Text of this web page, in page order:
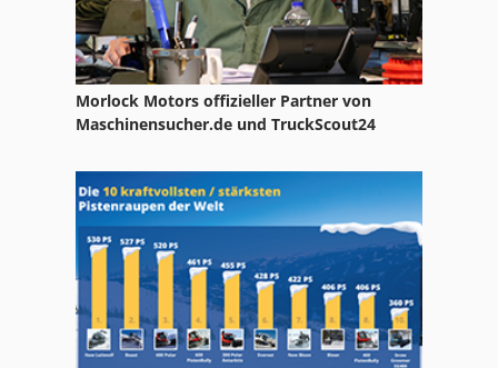
Morlock Motors offizieller Partner von
Maschinensucher.de und TruckScout24